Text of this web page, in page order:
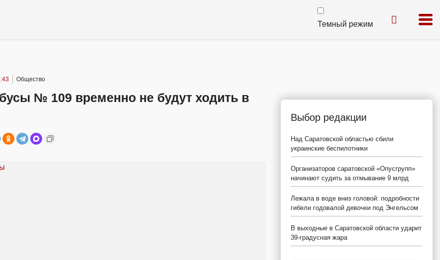
Темный режим
Общество
№ 109 временно не будут ходить в
Выбор редакции
Над Саратовской областью сбили
украинские беспилотники
Организаторов саратовской «Опусгрупп»
начинают судить за отмывание 9 млрд
Лежала в воде вниз головой: подробности
гибели годовалой девочки под Энгельсом
В выходные в Саратовской области ударит
39-градусная жара